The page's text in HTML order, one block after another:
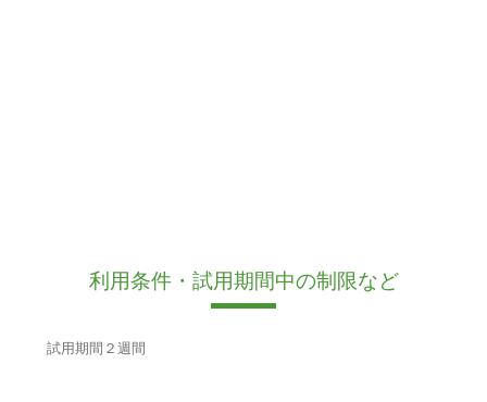
利用条件・試用期間中の制限など
試用期間２週間